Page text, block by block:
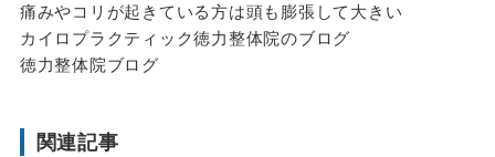
痛みやコリが起きている方は頭も膨張して大きい
カイロプラクティック徳力整体院のブログ
徳力整体院ブログ
関連記事